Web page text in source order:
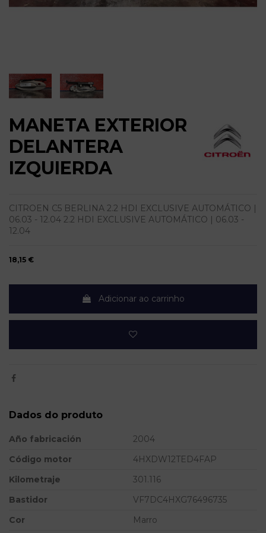
MANETA EXTERIOR
DELANTERA
IZQUIERDA
CITROEN C5 BERLINA 2.2 HDI EXCLUSIVE AUTOMÁTICO |
06.03 - 12.04 2.2 HDI EXCLUSIVE AUTOMÁTICO | 06.03 -
12.04
18,15 €
Adicionar ao carrinho
Dados do produto
Año fabricación
2004
Código motor
4HXDW12TED4FAP
Kilometraje
301.116
Bastidor
VF7DC4HXG76496735
Cor
Marro